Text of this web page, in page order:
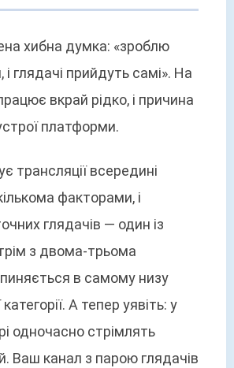
хибна думка: «зроблю
і глядачі прийдуть самі». На
вкрай рідко, і причина
платформи.
трансляції всередині
факторами, і
глядачів — один із
з двома-трьома
в самому низу
А тепер уявіть: у
одночасно стрімлять
Ваш канал з парою глядачів